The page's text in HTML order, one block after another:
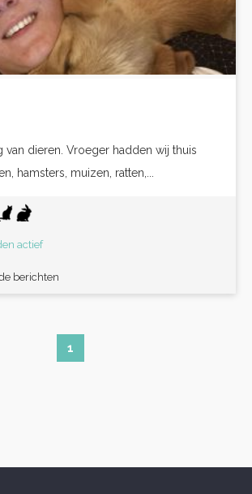
van dieren. Vroeger hadden wij thuis
hamsters, muizen, ratten,...
actief
berichten
1